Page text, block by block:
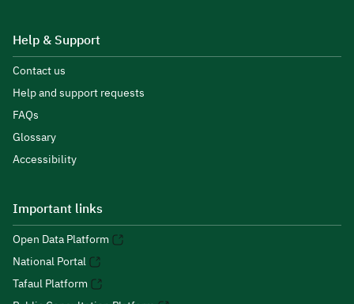
Help & Support
Contact us
Help and support requests
FAQs
Glossary
Accessibility
Important links
Open Data Platform
National Portal
Tafaul Platform